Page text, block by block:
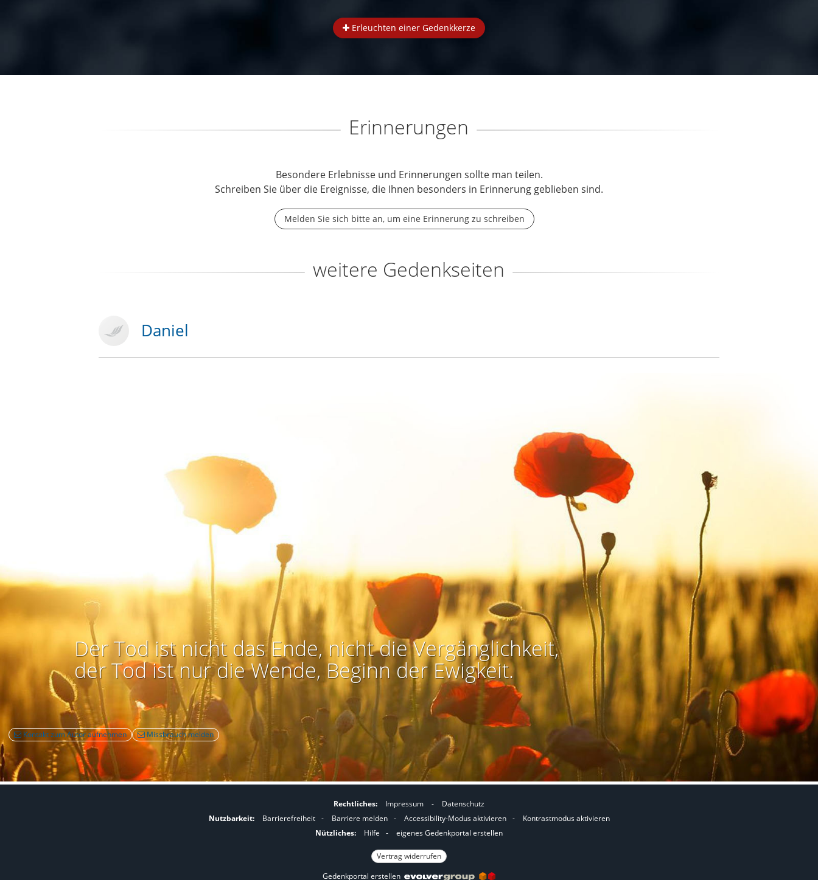
Erleuchten einer Gedenkkerze
Erinnerungen
Besondere Erlebnisse und Erinnerungen sollte man teilen.
Schreiben Sie über die Ereignisse, die Ihnen besonders in Erinnerung geblieben sind.
Melden Sie sich bitte an, um eine Erinnerung zu schreiben
weitere Gedenkseiten
Daniel
Der Tod ist nicht das Ende, nicht die Vergänglichkeit,
der Tod ist nur die Wende, Beginn der Ewigkeit.
Kontakt zum Autor aufnehmen Missbrauch melden
Rechtliches: Impressum -
Datenschutz
Nutzbarkeit:
Barrierefreiheit - Barriere melden -
I
m
c
c
Accessibility-Modus aktivieren -
IKontrastmodus aktivieren
Nützliches:
Hilfe - eigenes Gedenkportal erstellen
Vertrag widerrufen
Gedenkportal erstellen